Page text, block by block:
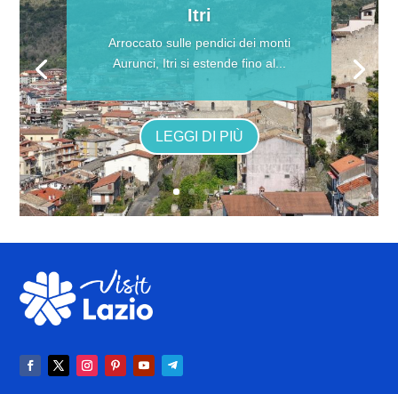
Itri
Arroccato sulle pendici dei monti
Aurunci, Itri si estende fino al...
LEGGI DI PIÙ